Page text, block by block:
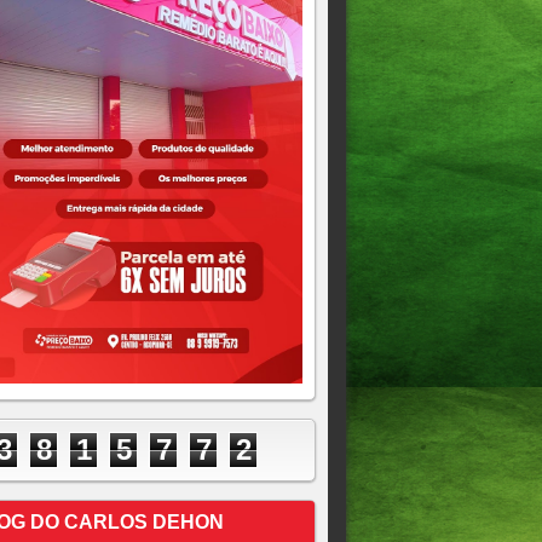
8 1 5 7 7 2
DO CARLOS DEHON